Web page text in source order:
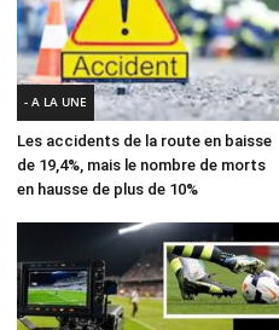
- A LA UNE
Les accidents de la route en baisse
de 19,4%, mais le nombre de morts
en hausse de plus de 10%